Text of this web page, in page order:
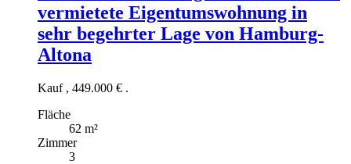
vermietete Eigentumswohnung in
sehr begehrter Lage von Hamburg-
Altona
Kauf , 449.000 € .
Fläche
62 m²
Zimmer
3